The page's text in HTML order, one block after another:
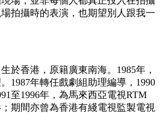
拍攝時的表演，也期望別人跟我一
於香港，原籍廣東南海。1985年，
1987年轉任戲劇組助理編導，1990
至1996年，為馬來西亞電視RTM
期間亦曾為香港有綫電視監製電視